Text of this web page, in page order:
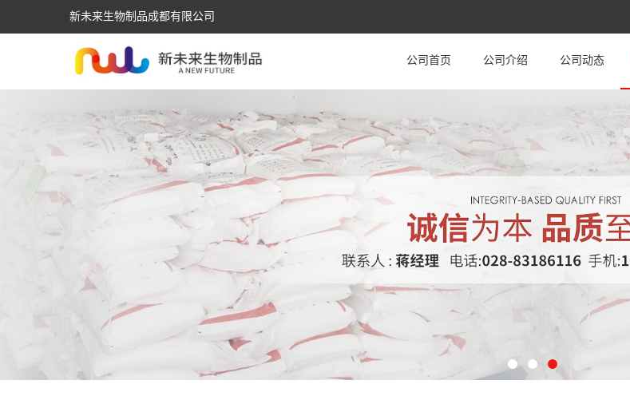
新未来生物制品成都有限公司
公司首页 公司介绍 公司动态